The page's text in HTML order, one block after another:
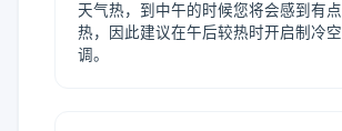
天气热，到中午的时候您将会感到有点
热，因此建议在午后较热时开启制冷空
调。